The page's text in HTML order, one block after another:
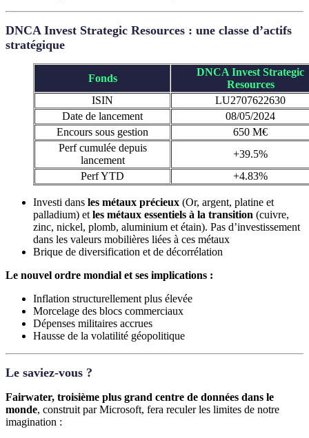
DNCA Invest Strategic Resources : une classe d’actifs
stratégique
Fonds
DNCA Invest Strategic
Resources
ISIN
LU2707622630
Date de lancement
08/05/2024
Encours sous gestion
650 M€
Perf cumulée depuis
lancement
+39.5%
Perf YTD
+4.83%
Investi dans les métaux précieux (Or, argent, platine et
palladium) et les métaux essentiels à la transition (cuivre,
zinc, nickel, plomb, aluminium et étain). Pas d’investissement
dans les valeurs mobilières liées à ces métaux
Brique de diversification et de décorrélation
Le nouvel ordre mondial et ses implications :
Inflation structurellement plus élevée
Morcelage des blocs commerciaux
Dépenses militaires accrues
Hausse de la volatilité géopolitique
Le saviez-vous ?
Fairwater, troisième plus grand centre de données dans le
monde, construit par Microsoft, fera reculer les limites de notre
imagination :